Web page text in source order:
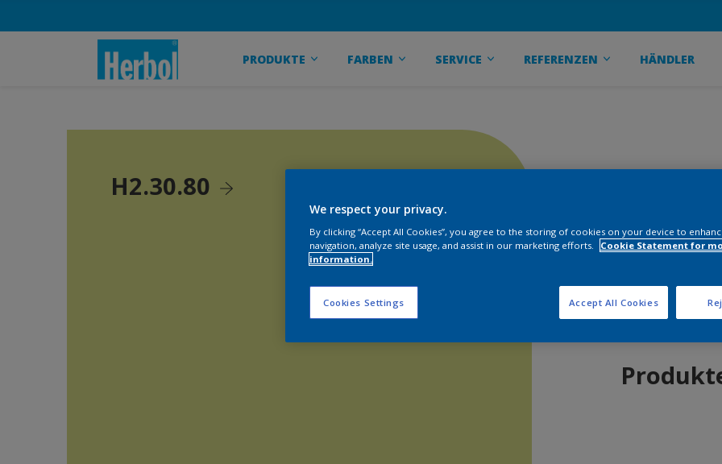
PRODUKTE FARBEN SERVICE REFERENZEN HÄNDLER
H2.30.80
We respect your privacy.
By clicking “Accept All Cookies”, you agree to the storing of cookies on your device to
navigation, analyze site usage, and assist in our marketing efforts.
Cookie Statement for
information.
Cookies Settings Accept All Cookies